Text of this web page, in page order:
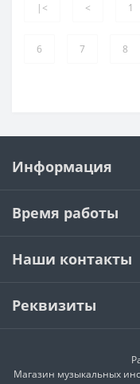
|< < 1
6 7 8
Информация
Время работы
Наши контакты
Реквизиты
Магазин музыкальных